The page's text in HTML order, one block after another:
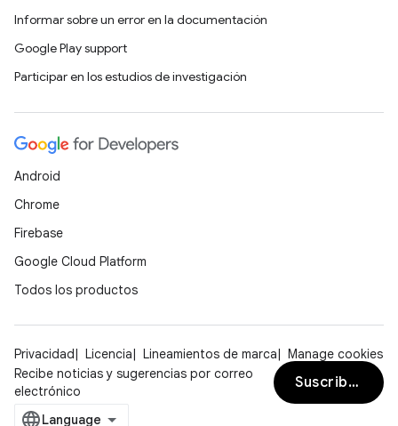
Informar sobre un error en la documentación
Google Play support
Participar en los estudios de investigación
Android
Chrome
Firebase
Google Cloud Platform
Todos los productos
Privacidad Licencia Lineamientos de marca
Manage cookies
Recibe noticias y sugerencias por correo
electrónico
Suscribirse